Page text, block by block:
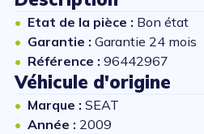
Etat de la pièce : Bon état
Garantie : Garantie 24 mois
Référence : 96442967
Véhicule d'origine
Marque : SEAT
Année : 2009